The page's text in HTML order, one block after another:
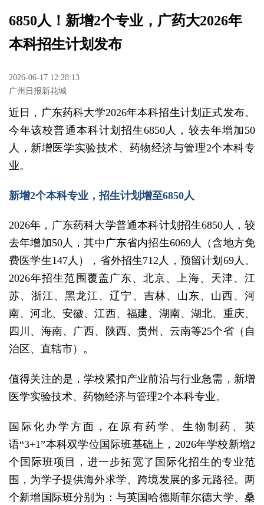
6850人！新增2个专业，广药大2026年
本科招生计划发布
2026-06-17 12:28:13
广州日报新花城
近日，广东药科大学2026年本科招生计划正式发布。
今年该校普通本科计划招生6850人，较去年增加50
人，新增医学实验技术、药物经济与管理2个本科专
业。
新增2个本科专业，招生计划增至6850人
2026年，广东药科大学普通本科计划招生6850人，较
去年增加50人，其中广东省内招生6069人（含地方免
费医学生147人），省外招生712人，预留计划69人。
2026年招生范围覆盖广东、北京、上海、天津、江
苏、浙江、黑龙江、辽宁、吉林、山东、山西、河
南、河北、安徽、江西、福建、湖南、湖北、重庆、
四川、海南、广西、陕西、贵州、云南等25个省（自
治区、直辖市）。
值得关注的是，学校紧扣产业前沿与行业急需，新增
医学实验技术、药物经济与管理2个本科专业。
国际化办学方面，在原有药学、生物制药、英
语“3+1”本科双学位国际班基础上，2026年学校新增2
个国际班项目，进一步拓宽了国际化招生的专业范
围，为学子提供海外求学、跨境发展的多元路径。两
个新增国际班分别为：与英国哈德斯菲尔德大学、桑